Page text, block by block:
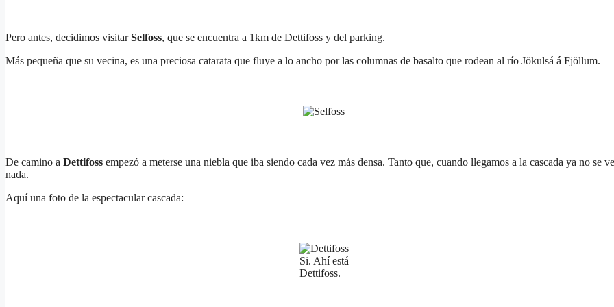
Pero antes, decidimos visitarSelfoss, que se encuentra a 1km de Dettifoss y del parking.
Más pequeña que su vecina, es una preciosa catarata que fluye a lo ancho por las columnas de basalto que rodean al río Jökulsá á Fjöllum.
De camino a Dettifoss empezó a meterse una niebla que iba siendo cada vez más densa. Tanto que, cuando llegamos a la cascada ya no se
nada.
Aquí una foto de la espectacular cascada:
Si. Ahí está
Dettifoss.